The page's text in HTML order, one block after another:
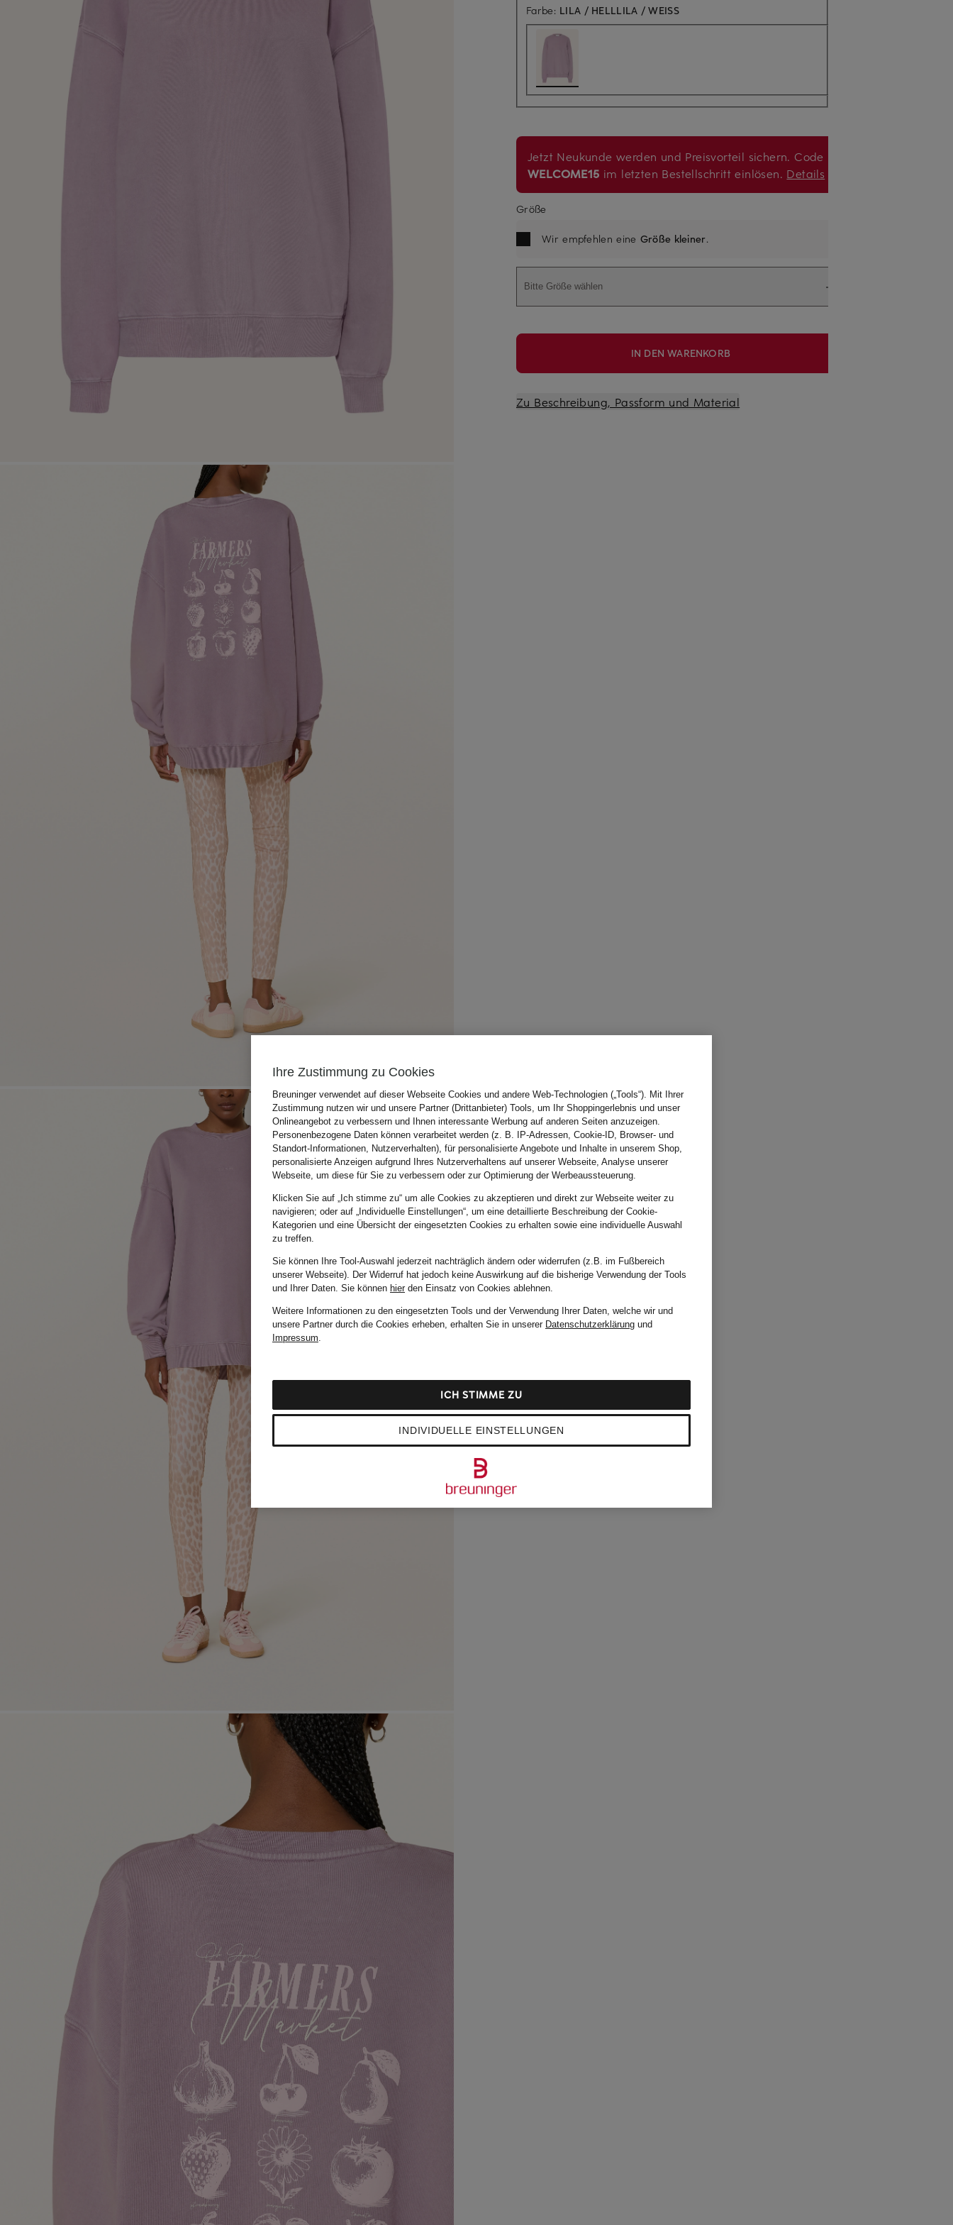
Farbe: LILA / HELLLILA / WEISS
Jetzt Neukunde werden und Preisvorteil sichern. Code
WELCOME15 im letzten Bestellschritt einlösen. Details
Größe
Wir empfehlen eine Größe kleiner.
Bitte Größe wählen
IN DEN WARENKORB
Zu Beschreibung, Passform und Material
Ihre Zustimmung zu Cookies
Breuninger verwendet auf dieser Webseite Cookies und andere Web-Technologien („Tools“). Mit Ihrer
Zustimmung nutzen wir und unsere Partner (Drittanbieter) Tools, um Ihr Shoppingerlebnis und unser
Onlineangebot zu verbessern und Ihnen interessante Werbung auf anderen Seiten anzuzeigen.
Personenbezogene Daten können verarbeitet werden (z. B. IP-Adressen, Cookie-ID, Browser- und
Standort-Informationen, Nutzerverhalten), für personalisierte Angebote und Inhalte in unserem Shop,
personalisierte Anzeigen aufgrund Ihres Nutzerverhaltens auf unserer Webseite, Analyse unserer
Webseite, um diese für Sie zu verbessern oder zur Optimierung der Werbeaussteuerung.
Klicken Sie auf „Ich stimme zu“ um alle Cookies zu akzeptieren und direkt zur Webseite weiter zu
navigieren; oder auf „Individuelle Einstellungen“, um eine detaillierte Beschreibung der Cookie-
Kategorien und eine Übersicht der eingesetzten Cookies zu erhalten sowie eine individuelle Auswahl
zu treffen.
Sie können Ihre Tool-Auswahl jederzeit nachträglich ändern oder widerrufen (z.B. im Fußbereich
unserer Webseite). Der Widerruf hat jedoch keine Auswirkung auf die bisherige Verwendung der Tools
und Ihrer Daten. Sie können hierden Einsatz von Cookies ablehnen.
Weitere Informationen zu den eingesetzten Tools und der Verwendung Ihrer Daten, welche wir und
unsere Partner durch die Cookies erheben, erhalten Sie in unserer Datenschutzerklärung und
Impressum.
INDIVIDUELLE EINSTELLUNGEN
ICH STIMME ZU